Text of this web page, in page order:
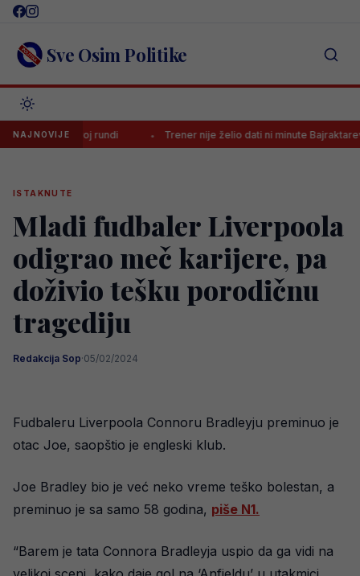
Skip
content Sve Osim Politike
NAJNOVIJE
u prvoj rundi Trener nije želio dati ni minute Bajraktareviću, pa
ISTAKNUTE
Mladi fudbaler Liverpoola
odigrao meč karijere, pa
doživio tešku porodičnu
tragediju
Redakcija Sop·05/02/2024
Fudbaleru Liverpoola Connoru Bradleyju preminuo je
otac Joe, saopštio je engleski klub.
Joe Bradley bio je već neko vreme teško bolestan, a
preminuo je sa samo 58 godina, piše N1.
“Barem je tata Connora Bradleyja uspio da ga vidi na